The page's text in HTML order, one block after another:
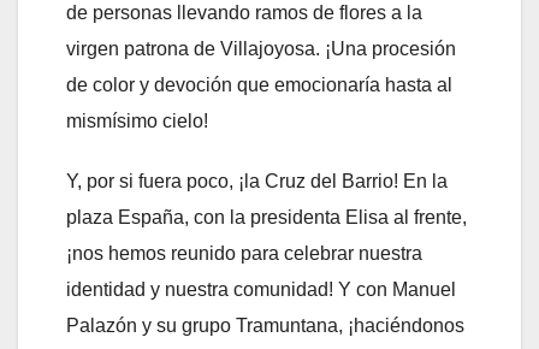
de personas llevando ramos de flores a la
virgen patrona de Villajoyosa. ¡Una procesión
de color y devoción que emocionaría hasta al
mismísimo cielo!
Y, por si fuera poco, ¡la Cruz del Barrio! En la
plaza España, con la presidenta Elisa al frente,
¡nos hemos reunido para celebrar nuestra
identidad y nuestra comunidad! Y con Manuel
Palazón y su grupo Tramuntana, ¡haciéndonos